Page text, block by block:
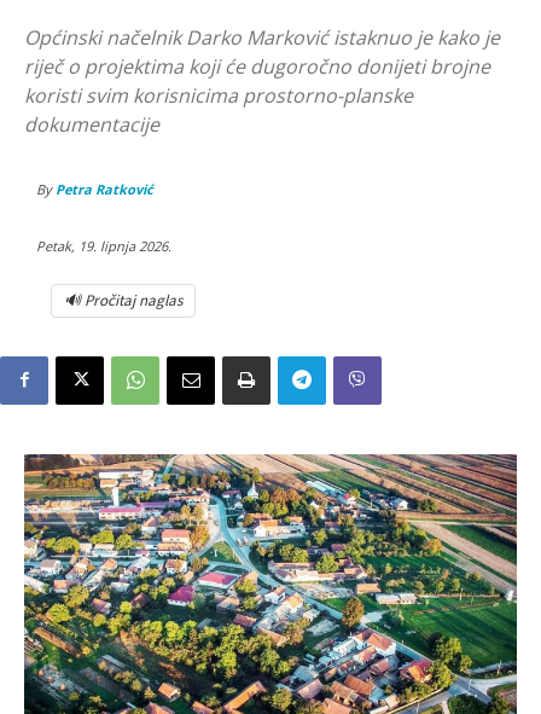
Općinski načelnik Darko Marković istaknuo je kako je
riječ o projektima koji će dugoročno donijeti brojne
koristi svim korisnicima prostorno-planske
dokumentacije
By Petra Ratković
Petak, 19. lipnja 2026.
🔊 Pročitaj naglas